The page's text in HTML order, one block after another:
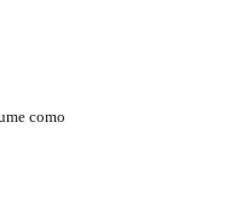
como